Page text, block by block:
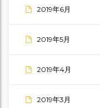
2019年6月
2019年5月
2019年4月
2019年3月